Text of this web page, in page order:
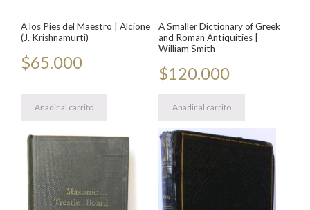
A los Pies del Maestro | Alcione
(J. Krishnamurti)
$65.000
Añadir al carrito
A Smaller Dictionary of Greek
and Roman Antiquities |
William Smith
$120.000
Añadir al carrito